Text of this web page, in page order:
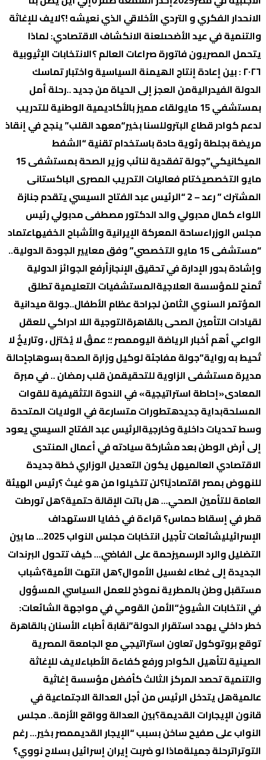
الانحدار الفكري و التردي الأخلاقي الذي نعيشه !؟لايف للإغاثة
والتنمية في عيد الأضحىلعنة الانكشاف الاقتصادي: لماذا
یتحمل المصریون فاتورة صراعات العالم ؟الانتخابات الإثیوبیة
٢٠٢٦ : بین إعادة إنتاج الھیمنة السیاسیة واختبار تماسك
الدولة الفیدرالیةمن العجز إلى الحياة من جديد ..رحلة أمل
بمستشفي 15 مايو
لقاء مميز بالأكاديمية الوطنية للتدريب
لدعم كوادر قطاع البتروللسنا بخير“معهد القلب” ينجح في إنقاذ
مريضة بجلطة رئوية حادة باستخدام تقنية “الشفط
الميكانيكي”
جولة تفقدية لنائب وزير الصحة بمستشفى 15
مايو التخصصيختام فعاليات التدريب المصرى الباكستانى
المشترك ” رعد – 2 “
الرئيس عبد الفتاح السيسي يتقدم جنازة
اللواء كمال مدبولي والد الدكتور مصطفى مدبولي رئيس
مجلس الوزراءساحة المعركة الإيرانية والأشباح الخفيهاعتماد
“مستشفى 15 مايو التخصصي” وفق معايير الجودة الدولية..
وإشادة بدور الإدارة في تحقيق الإنجازأرفع الجوائز الدولية
تٌمنح للمؤسسة العلاجيةالمستشفيات التعليمية تطلق
المؤتمر السنوي الثامن لجراحة عظام الأطفال..جولة ميدانية
لقيادات التأمين الصحى بالقاهرةالتوجية اللا ادراكي للعقل
الواعيأهم أخبار الرياضة اليوممصر ؛؛ عمقٌ لا يُختزل ، وتاريخٌ لا
تُحيط به رواية”جولة مفاجئة لوكيل وزارة الصحة بسوهاجإحالة
مديرة مستشفى الزاوية للتحقيقمن قلب رمضان .. في مبرة
المعادى«إحاطة استراتيجية» في الندوة التثقيفية للقوات
المسلحةبداية جديدهتطورات متسارعة في الولايات المتحدة
وسط تحديات داخلية وخارجيةالرئيس عبد الفتاح السيسي يعود
إلى أرض الوطن بعد مشاركة سيادته في أعمال المنتدى
الاقتصادي العالميهل يكون التعديل الوزاري خطة جديدة
للنهوض بمصر اقتصاديًا؟لن تتخيلوا من هو غيث ؟رئيس الهيئة
العامة للتأمين الصحي… هل باتت الإقالة حتمية؟هل تورطت
قطر في إسقاط حماس؟ قراءة في خفايا الاستهداف
الإسرائيلي
شائعات تأجيل انتخابات مجلس النواب 2025… ما بين
التضليل والرد الرسميزحمة على الفاضي… كيف تتحول البرندات
الجديدة إلى غطاء لغسيل الأموال؟هل انتهت الأمية؟شباب
مستقبل وطن بالمطرية نموذج للعمل السياسي المسؤول
في انتخابات الشيوخ“الأمن القومي في مواجهة الشائعات:
خطر داخلي يهدد استقرار الدولة”نقابة أطباء الأسنان بالقاهرة
توقع بروتوكول تعاون استراتيجي مع الجامعة المصرية
الصينية لتأهيل الكوادر ورفع كفاءة الأطباءلايف للإغاثة
والتنمية تحصد المركز الثالث كأفضل مؤسسة إغاثية
عالميةهل يتدخل الرئيس من أجل العدالة الاجتماعية في
قانون الإيجارات القديمة؟بين العدالة وواقع الأزمة.. مجلس
النواب على صفيح ساخن بسبب “الإيجار القديممصر بخير… رغم
التوتراترحلة جميلةماذا لو ضربت إيران إسرائيل بسلاح نووي؟